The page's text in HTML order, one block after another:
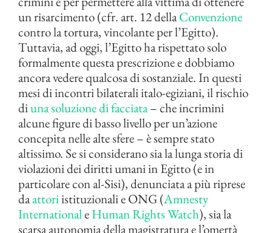
un risarcimento (cfr. art. 12 dellaConvenzione
contro la tortura, vincolante per l’Egitto).
Tuttavia, ad oggi, l’Egitto ha rispettato solo
formalmente questa prescrizione e dobbiamo
ancora vedere qualcosa di sostanziale. In questi
mesi di incontri bilaterali italo-egiziani, il rischio
diuna soluzione di facciata– che incrimini
alcune figure di basso livello per un’azione
concepita nelle alte sfere – è sempre stato
altissimo. Se si considerano sia la lunga storia di
violazioni dei diritti umani in Egitto (e in
particolare con al-Sisi), denunciata a più riprese
daattoriistituzionali e ONG (Amnesty
InternationaleHuman Rights Watch), sia la
scarsa autonomia della magistratura e l’omertà